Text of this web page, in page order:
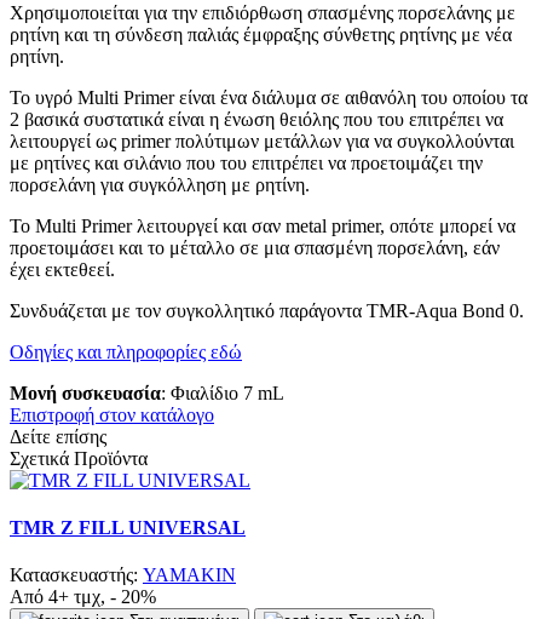
Χρησιμοποιείται για την επιδιόρθωση σπασμένης πορσελάνης με
ρητίνη και τη σύνδεση παλιάς έμφραξης σύνθετης ρητίνης με νέα
ρητίνη.
Το υγρό Multi Primer είναι ένα διάλυμα σε αιθανόλη του οποίου τα
2 βασικά συστατικά είναι η ένωση θειόλης που του επιτρέπει να
λειτουργεί ως primer πολύτιμων μετάλλων για να συγκολλούνται
με ρητίνες και σιλάνιο που του επιτρέπει να προετοιμάζει την
πορσελάνη για συγκόλληση με ρητίνη.
Το Multi Primer λειτουργεί και σαν metal primer, οπότε μπορεί να
προετοιμάσει και το μέταλλο σε μια σπασμένη πορσελάνη, εάν
έχει εκτεθεεί.
Συνδυάζεται με τον συγκολλητικό παράγοντα TMR-Aqua Bond 0.
Οδηγίες και πληροφορίες εδώ
Μονή συσκευασία: Φιαλίδιο 7 mL
Επιστροφή στον κατάλογο
Δείτε επίσης
Σχετικά Προϊόντα
TMR Z FILL UNIVERSAL
Κατασκευαστής: YAMAKIN
Από 4+ τμχ, - 20%